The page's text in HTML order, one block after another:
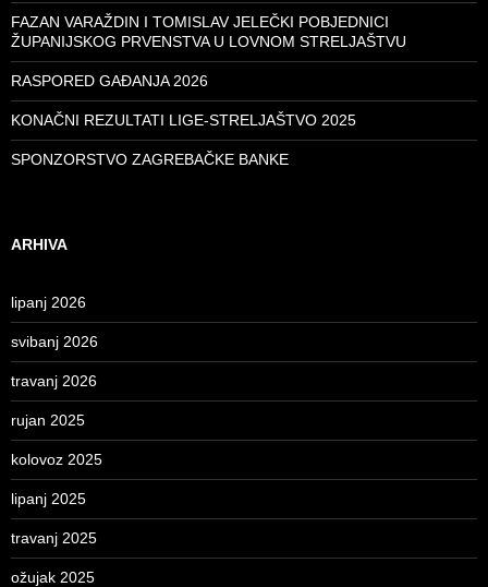
FAZAN VARAŽDIN I TOMISLAV JELEČKI POBJEDNICI
ŽUPANIJSKOG PRVENSTVA U LOVNOM STRELJAŠTVU
RASPORED GAĐANJA 2026
KONAČNI REZULTATI LIGE-STRELJAŠTVO 2025
SPONZORSTVO ZAGREBAČKE BANKE
ARHIVA
lipanj 2026
svibanj 2026
travanj 2026
rujan 2025
kolovoz 2025
lipanj 2025
travanj 2025
ožujak 2025